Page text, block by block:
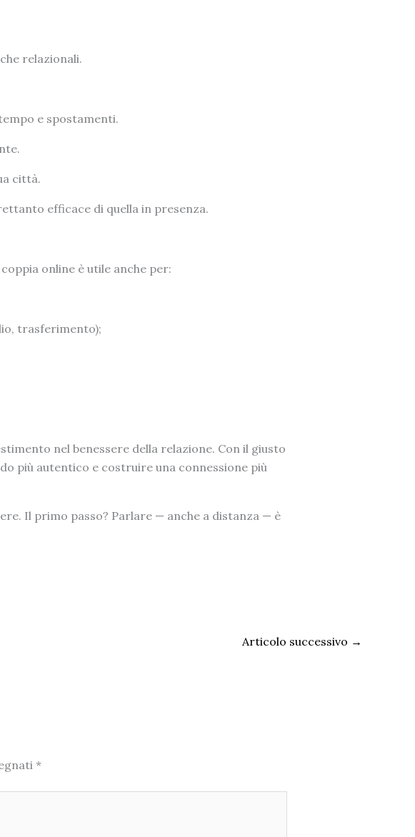
relazionali.
e spostamenti.
città.
efficace di quella in presenza.
online è utile anche per:
trasferimento);
nel benessere della relazione. Con il giusto
più autentico e costruire una connessione più
Il primo passo? Parlare — anche a distanza — è
Articolo successivo →
*